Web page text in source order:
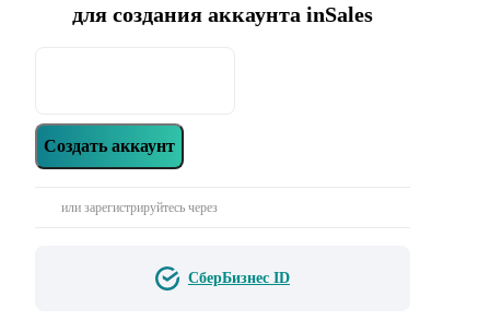
для создания аккаунта inSales
Создать аккаунт
или зарегистрируйтесь через
СберБизнес ID